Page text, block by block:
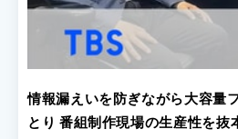
情報漏えいを防ぎながら大容量
とり 番組制作現場の生産性を抜